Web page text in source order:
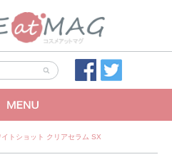
トショット クリアセラム SX